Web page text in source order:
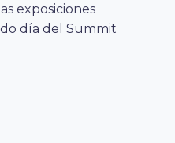
exposiciones
día del Summit